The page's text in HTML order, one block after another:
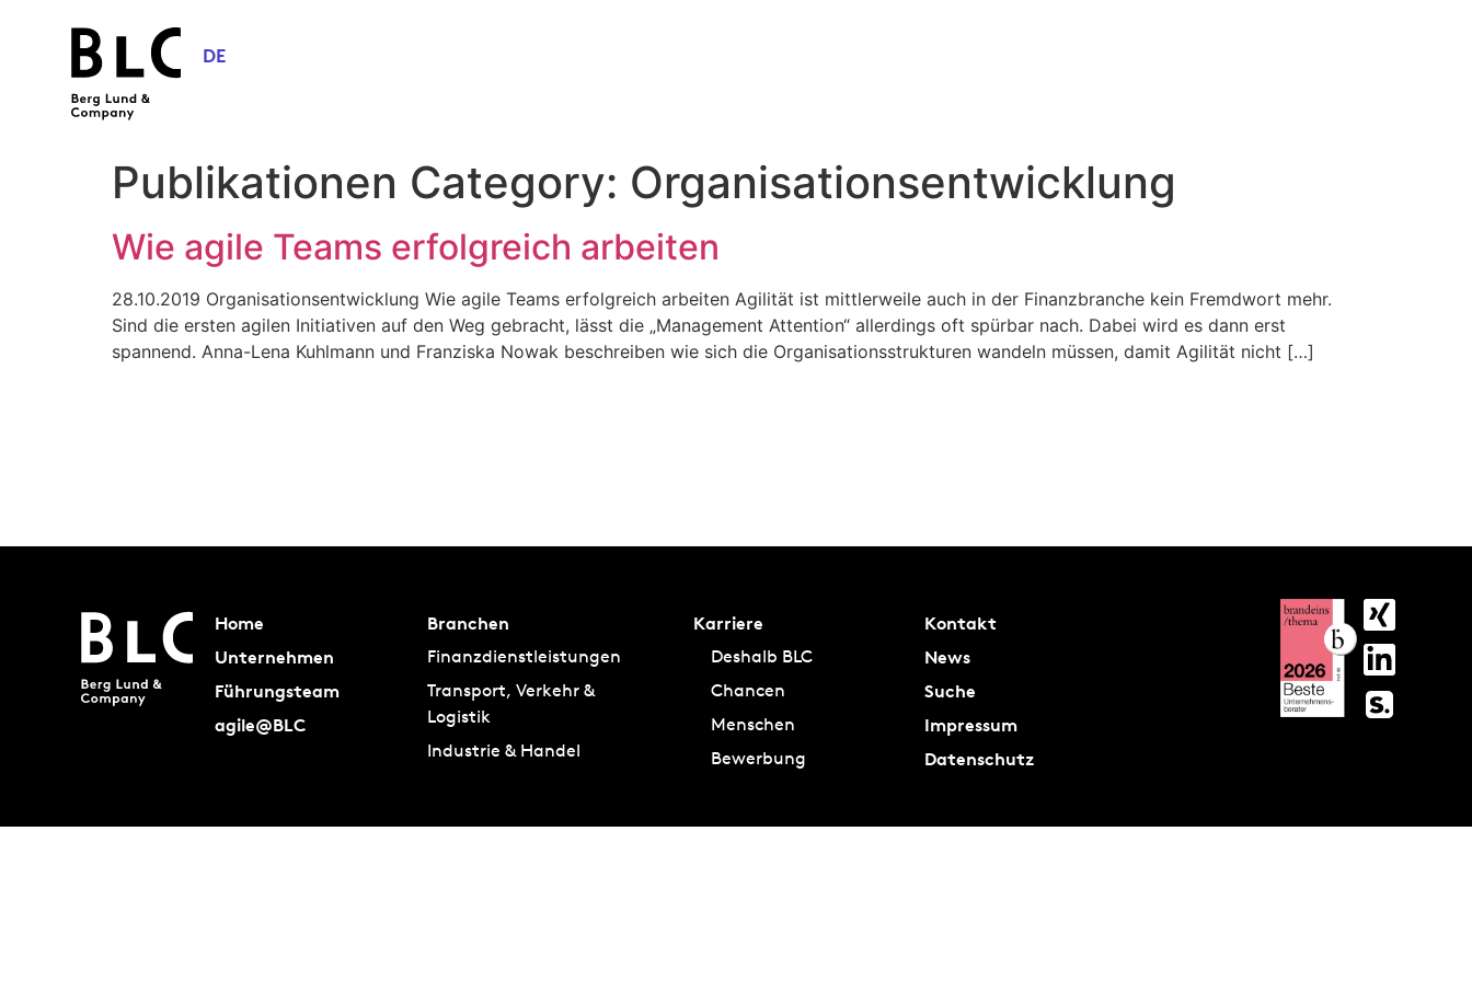
DE
Publikationen Category: Organisationsentwicklung
Wie agile Teams erfolgreich arbeiten
28.10.2019 Organisationsentwicklung Wie agile Teams erfolgreich arbeiten Agilität ist mittlerweile auch in der Finanzbranche kein Fremdwort mehr.
Sind die ersten agilen Initiativen auf den Weg gebracht, lässt die „Management Attention“ allerdings oft spürbar nach. Dabei wird es dann erst
spannend. Anna-Lena Kuhlmann und Franziska Nowak beschreiben wie sich die Organisationsstrukturen wandeln müssen, damit Agilität nicht […]
Home
Unternehmen
Führungsteam
agile@BLC
Branchen
Finanzdienstleistungen
Transport, Verkehr &
Logistik
Industrie & Handel
Karriere
Deshalb BLC
Chancen
Menschen
Bewerbung
Kontakt
News
Suche
Impressum
Datenschutz